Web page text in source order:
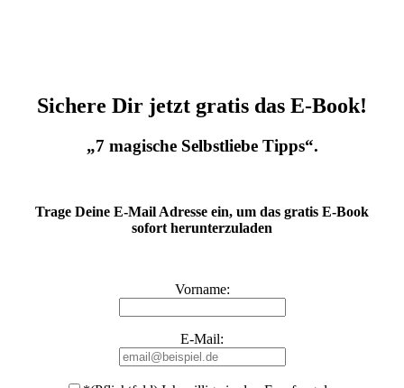
Sichere Dir jetzt gratis das E-Book!
„7 magische Selbstliebe Tipps“.
Trage Deine E-Mail Adresse ein, um das gratis E-Book
sofort herunterzuladen
Vorname:
E-Mail: